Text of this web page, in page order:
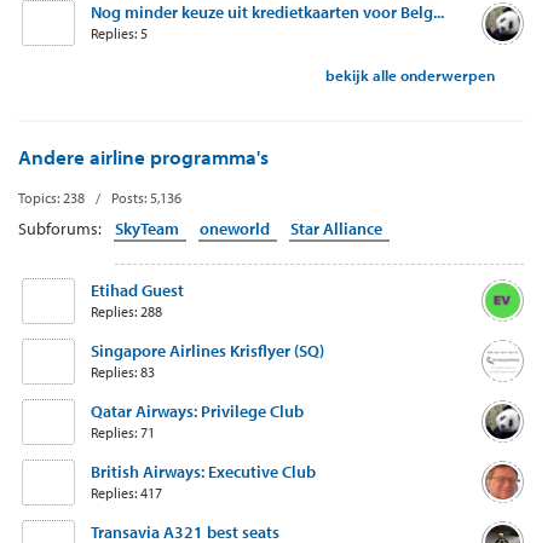
Nog minder keuze uit kredietkaarten voor Belg...
Replies: 5
bekijk alle onderwerpen
Andere airline programma's
Topics: 238 / Posts: 5,136
Subforums: SkyTeam oneworld Star Alliance
Etihad Guest
Replies: 288
Singapore Airlines Krisflyer (SQ)
Replies: 83
Qatar Airways: Privilege Club
Replies: 71
British Airways: Executive Club
Replies: 417
Transavia A321 best seats